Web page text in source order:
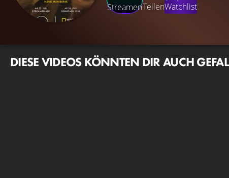
StreamenTeilenWatchlist
DIESE VIDEOS KÖNNTEN DIR AUCH